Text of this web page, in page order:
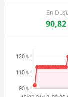
En
90,82